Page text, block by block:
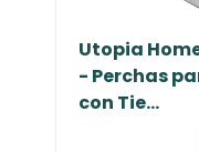
Utopia
- Perchas
con Tie...